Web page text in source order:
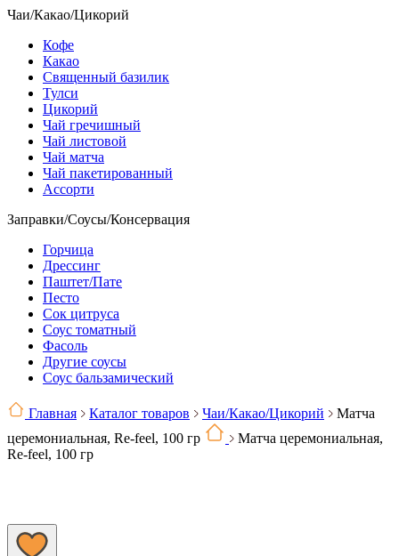
Чаи/Какао/Цикорий
Кофе
Какао
Священный базилик
Тулси
Цикорий
Чай гречишный
Чай листовой
Чай матча
Чай пакетированный
Ассорти
Заправки/Соусы/Консервация
Горчица
Дрессинг
Паштет/Пате
Песто
Сок цитруса
Соус томатный
Фасоль
Другие соусы
Соус бальзамический
Главная Каталог товаров Чаи/Какао/Цикорий
Матча
церемониальная, Re-feel, 100 гр
Матча церемониальная,
Re-feel, 100 гр